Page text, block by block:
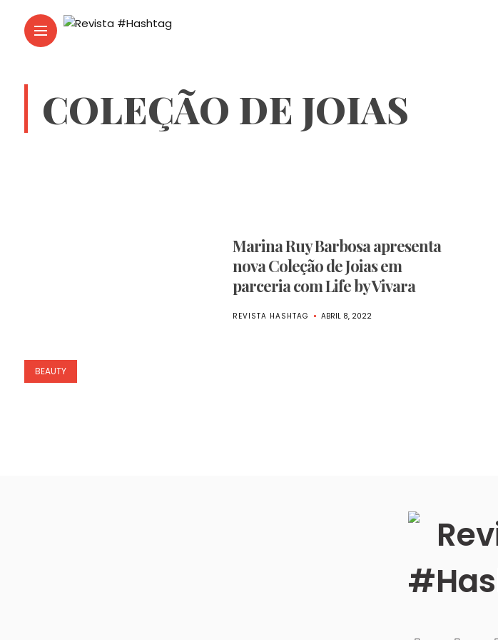
COLEÇÃO DE JOIAS
BEAUTY
Marina Ruy Barbosa apresenta
nova Coleção de Joias em
parceria com Life by Vivara
REVISTA HASHTAG ABRIL 8, 2022